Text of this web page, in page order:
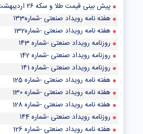
پیش‌ بینی قیمت طلا و سکه ۲۶ اردیبهشت ۱۴۰۳/ سکه امامی از رشد قیمت در بازار طلا جا ماند
هفته نامه رویداد صنعتی -شماره۱۳3
هفته نامه رویداد صنعتی -شماره132
روزنامه رویداد صنعتی -شماره ۱۴3
روزنامه رویداد صنعتی -شماره 142
روزنامه رویداد صنعتی -شماره ۱۴1
هفته نامه رویداد صنعتی -شماره 125
هفته نامه رویداد صنعتی -شماره 130
هفته نامه رویداد صنعتی -شماره 128
روزنامه رویداد صنعتی -شماره ۱۴4
هفته نامه رویداد صنعتی -شماره 126